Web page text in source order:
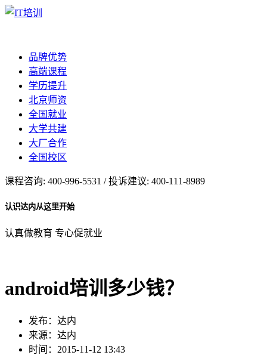
品牌优势
高端课程
学历提升
北京师资
全国就业
大学共建
大厂合作
全国校区
课程咨询: 400-996-5531 / 投诉建议: 400-111-8989
认识达内从这里开始
认真做教育 专心促就业
android培训多少钱？
发布：达内
来源：达内
时间：2015-11-12 13:43